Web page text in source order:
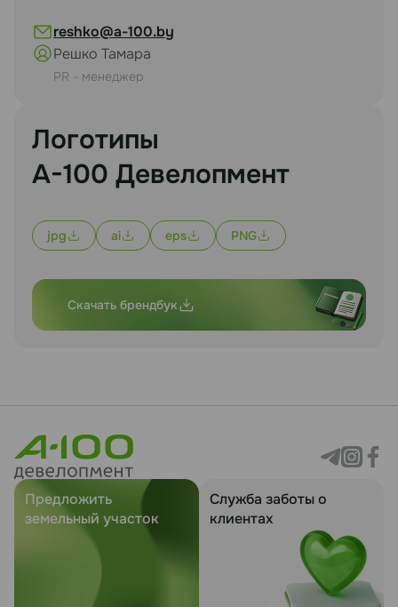
reshko@a-100.by
Решко Тамара
PR - менеджер
Логотипы
А-100 Девелопмент
jpg ai eps PNG
Скачать брендбук
Предложить
земельный участок
Служба заботы о
клиентах